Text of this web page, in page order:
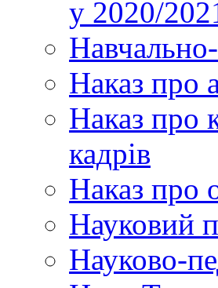
у 2020/
Наказ про
Наказ про
кадрів
Наказ про
Науковий
Науково-